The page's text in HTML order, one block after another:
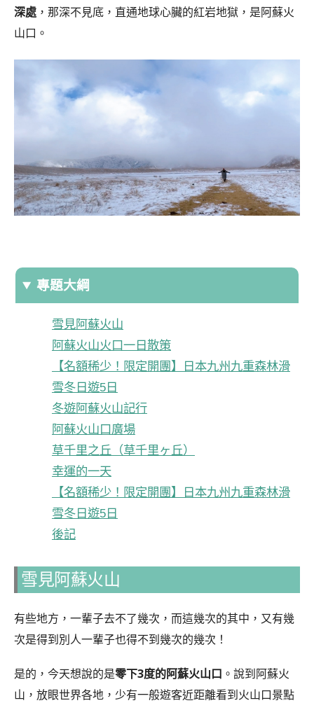
深處 ，那深不見底，直通地球心臟的紅岩地獄，是阿蘇火
山口。
專題大綱
雪見阿蘇火山
阿蘇火山火口一日散策
【名額稀少！限定開團】日本九州九重森林滑
雪冬日遊5日
冬遊阿蘇火山記行
阿蘇火山口廣場
草千里之丘（草千里ヶ丘）
幸運的一天
【名額稀少！限定開團】日本九州九重森林滑
雪冬日遊5日
後記
雪見阿蘇火山
有些地方，一輩子去不了幾次，而這幾次的其中，又有幾
次是得到別人一輩子也得不到幾次的幾次！
是的，今天想說的是零下3度的阿蘇火山口 。說到阿蘇火
山，放眼世界各地，少有一般遊客近距離看到火山口景點